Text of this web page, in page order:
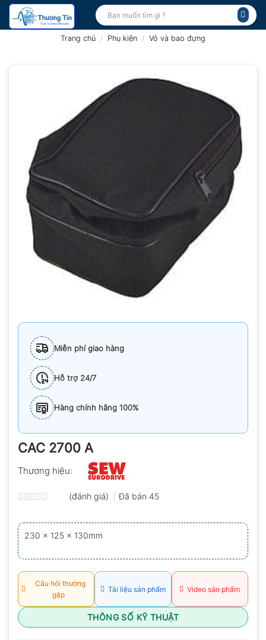
Bỏ
qua
Tìm
kiếm:
Trang chủ / Phụ kiện / Vỏ và bao đựng
Miễn phí giao hàng
Hỗ trợ 24/7
Hàng chính hãng 100%
CAC 2700 A
Thương hiệu:
xếp
hạng
0.0
5
sao
(đánh giá) Đã bán 45
230 x 125 x 130mm
Câu hỏi thường
gặp
Tài liệu sản phẩm Video sản phẩm
THÔNG SỐ KỸ THUẬT